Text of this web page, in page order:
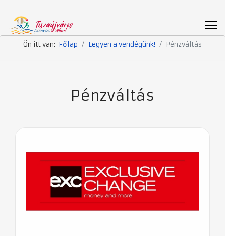
Ön itt van: Főlap Legyen a vendégünk! Pénzváltás
Pénzváltás